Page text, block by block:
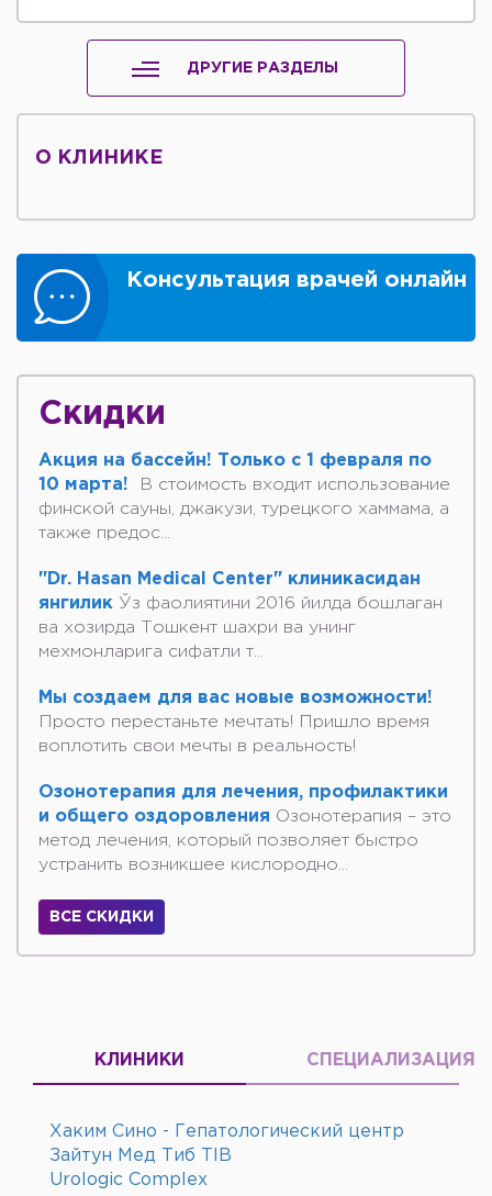
ДРУГИЕ РАЗДЕЛЫ
О КЛИНИКЕ
Консультация врачей онлайн
Скидки
Акция на бассейн! Только с 1 февраля по
10 марта!
В стоимость входит использование
финской сауны, джакузи, турецкого хаммама, а
также предос...
"Dr. Hasan Medical Center" клиникасидан
янгилик Ўз фаолиятини 2016 йилда бошлаган
ва хозирда Тошкент шахри ва унинг
мехмонларига сифатли т...
Мы создаем для вас новые возможности!
Просто перестаньте мечтать! Пришло время
воплотить свои мечты в реальность!
Озонотерапия для лечения, профилактики
и общего оздоровления Озонотерапия – это
метод лечения, который позволяет быстро
устранить возникшее кислородно...
ВСЕ СКИДКИ
КЛИНИКИ СПЕЦИАЛИЗАЦИЯ
Хаким Сино - Гепатологический центр
Зайтун Мед Тиб TIB
Urologic Complex